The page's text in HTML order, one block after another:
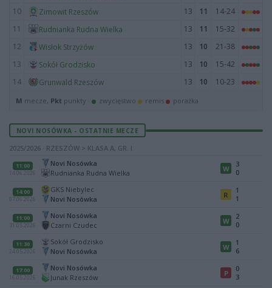
10
Zimowit Rzeszów 13 11
14-24
11
Rudnianka Rudna Wielka 13 11
15-32
12
Wisłok Strzyżów 13 10
21-38
13
Sokół Grodzisko 13 10
15-42
14
Grunwald Rzeszów 13 10 10-23
M mecze, Pkt punkty · zwycięstwo remis porażka
NOVI NOSÓWKA - OSTATNIE MECZE
2025/2026 · RZESZÓW > KLASA A, GR. I
11:00
14.06.2026
Novi Nosówka
Rudnianka Rudna Wielka
W
3
0
14:00
07.06.2026
GKS Niebylec
Novi Nosówka
R
1
1
11:00
31.05.2026
Novi Nosówka
Czarni Czudec
W
2
0
11:30
24.05.2026
Sokół Grodzisko
Novi Nosówka
W
1
6
17:00
16.05.2026
Novi Nosówka
Junak Rzeszów
P
0
3